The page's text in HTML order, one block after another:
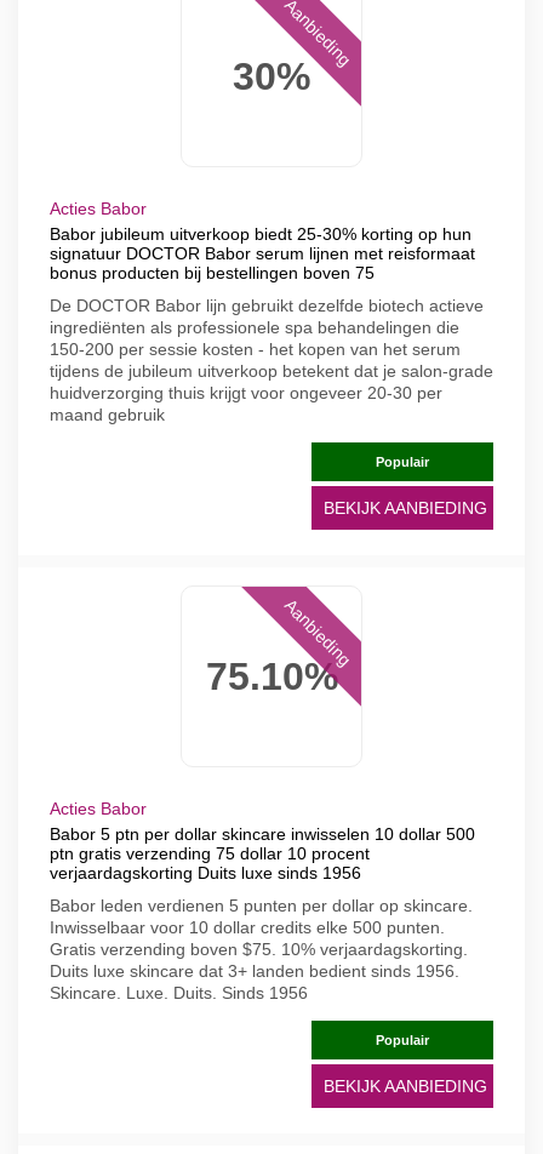
30%
Aanbieding
Acties Babor
Babor jubileum uitverkoop biedt 25-30% korting op hun
signatuur DOCTOR Babor serum lijnen met reisformaat
bonus producten bij bestellingen boven 75
De DOCTOR Babor lijn gebruikt dezelfde biotech actieve
ingrediënten als professionele spa behandelingen die
150-200 per sessie kosten - het kopen van het serum
tijdens de jubileum uitverkoop betekent dat je salon-grade
huidverzorging thuis krijgt voor ongeveer 20-30 per
maand gebruik
Populair
BEKIJK AANBIEDING
75.10%
Aanbieding
Acties Babor
Babor 5 ptn per dollar skincare inwisselen 10 dollar 500
ptn gratis verzending 75 dollar 10 procent
verjaardagskorting Duits luxe sinds 1956
Babor leden verdienen 5 punten per dollar op skincare.
Inwisselbaar voor 10 dollar credits elke 500 punten.
Gratis verzending boven $75. 10% verjaardagskorting.
Duits luxe skincare dat 3+ landen bedient sinds 1956.
Skincare. Luxe. Duits. Sinds 1956
Populair
BEKIJK AANBIEDING